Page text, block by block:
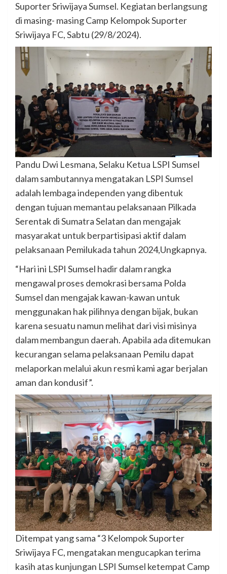
Suporter Sriwijaya Sumsel. Kegiatan berlangsung
di masing- masing Camp Kelompok Suporter
Sriwijaya FC, Sabtu (29/8/2024).
Pandu Dwi Lesmana, Selaku Ketua LSPI Sumsel
dalam sambutannya mengatakan LSPI Sumsel
adalah lembaga independen yang dibentuk
dengan tujuan memantau pelaksanaan Pilkada
Serentak di Sumatra Selatan dan mengajak
masyarakat untuk berpartisipasi aktif dalam
pelaksanaan Pemilukada tahun 2024,Ungkapnya.
“Hari ini LSPI Sumsel hadir dalam rangka
mengawal proses demokrasi bersama Polda
Sumsel dan mengajak kawan-kawan untuk
menggunakan hak pilihnya dengan bijak, bukan
karena sesuatu namun melihat dari visi misinya
dalam membangun daerah. Apabila ada ditemukan
kecurangan selama pelaksanaan Pemilu dapat
melaporkan melalui akun resmi kami agar berjalan
aman dan kondusif”.
Ditempat yang sama “3 Kelompok Suporter
Sriwijaya FC, mengatakan mengucapkan terima
kasih atas kunjungan LSPI Sumsel ketempat Camp